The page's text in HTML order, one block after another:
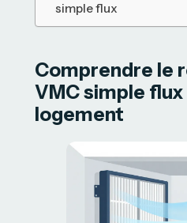
simple flux
Comprendre le
VMC simple
logement